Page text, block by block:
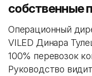
собственные
Операционный
VILED Динара
100% перевозок
Руководство